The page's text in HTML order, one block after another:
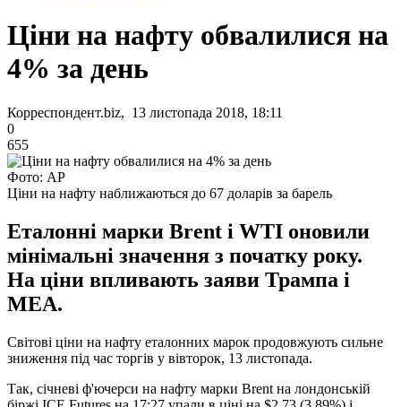
Ціни на нафту обвалилися на
4% за день
Корреспондент.biz, 13 листопада 2018, 18:11
0
655
Фото: AP
Ціни на нафту наближаються до 67 доларів за барель
Еталонні марки Brent і WTI оновили
мінімальні значення з початку року.
На ціни впливають заяви Трампа і
МЕА.
Світові ціни на нафту еталонних марок продовжують сильне
зниження під час торгів у вівторок, 13 листопада.
Так, січневі ф'ючерси на нафту марки Brent на лондонській